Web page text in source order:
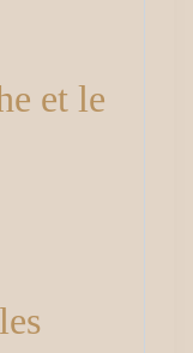
et le